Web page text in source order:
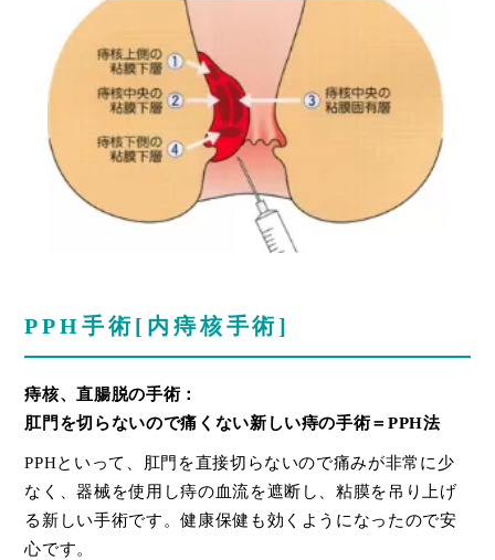
PPH手術[内痔核手術]
痔核、直腸脱の手術：
肛門を切らないので痛くない新しい痔の手術＝PPH法
PPHといって、肛門を直接切らないので痛みが非常に少
なく、器械を使用し痔の血流を遮断し、粘膜を吊り上げ
る新しい手術です。健康保健も効くようになったので安
心です。